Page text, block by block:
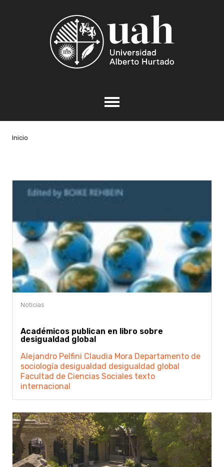
Inicio
Académicos publican en libro sobre
desigualdad global
Alejandro Pelfini Claudia Mora Departamento de
sociología desigualdad desigualdad global
Facultad de Ciencias Sociales texto
internacional